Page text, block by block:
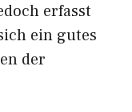
erfasst
ein gutes
der